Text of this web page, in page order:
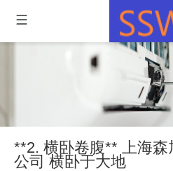
**2. 横卧卷腹** 上海森
公司 横卧于大地